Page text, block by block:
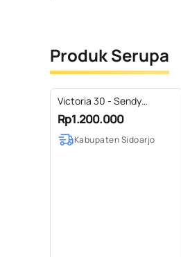
Produk Serupa
Victoria 30 - Sendy
Leather
Rp1.200.000
Kabupaten Sidoarjo